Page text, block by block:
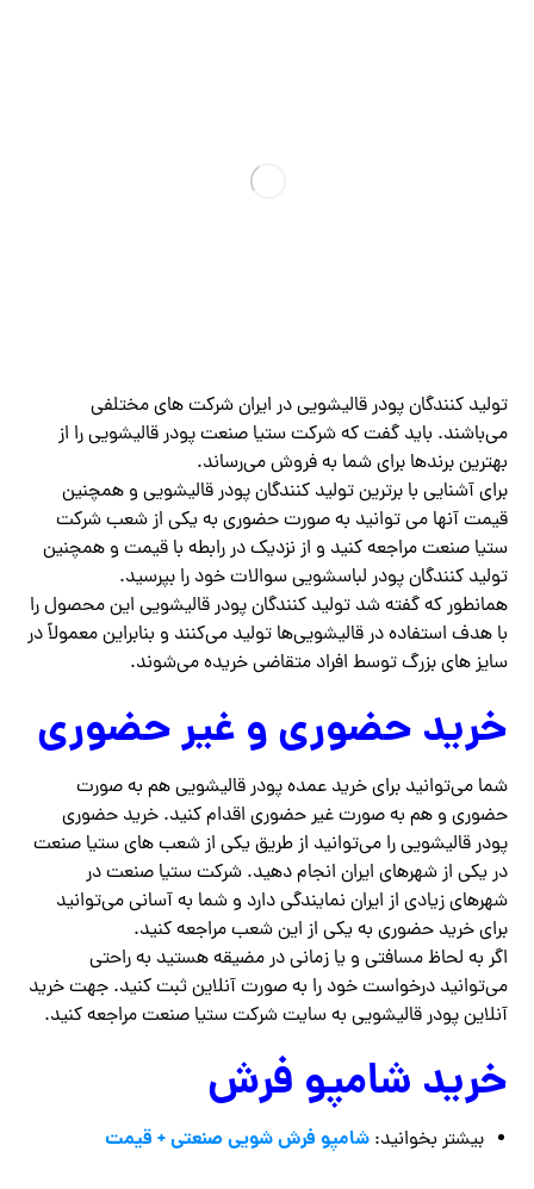
تولید کنندگان پودر قالیشویی در ایران شرکت های مختلفی
می‌باشند. باید گفت که شرکت ستیا صنعت پودر قالیشویی را از
بهترین برندها برای شما به فروش می‌رساند.
برای آشنایی با برترین تولید کنندگان پودر قالیشویی و همچنین
قیمت آنها می توانید به صورت حضوری به یکی از شعب شرکت
ستیا صنعت مراجعه کنید و از نزدیک در رابطه با قیمت و همچنین
تولید کنندگان پودر لباسشویی سوالات خود را بپرسید.
همانطور که گفته شد تولید کنندگان پودر قالیشویی این محصول را
با هدف استفاده در قالیشویی‌ها تولید می‌کنند و بنابراین معمولاً در
سایز های بزرگ توسط افراد متقاضی خریده می‌شوند.
خرید حضوری و غیر حضوری
شما می‌توانید برای خرید عمده پودر قالیشویی هم به صورت
حضوری و هم به صورت غیر حضوری اقدام کنید. خرید حضوری
پودر قالیشویی را می‌توانید از طریق یکی از شعب های ستیا صنعت
در یکی از شهرهای ایران انجام دهید. شرکت ستیا صنعت در
شهرهای زیادی از ایران نمایندگی دارد و شما به آسانی می‌توانید
برای خرید حضوری به یکی از این شعب مراجعه کنید.
اگر به لحاظ مسافتی و یا زمانی در مضیقه هستید به راحتی
می‌توانید درخواست خود را به صورت آنلاین ثبت کنید. جهت خرید
آنلاین پودر قالیشویی به سایت شرکت ستیا صنعت مراجعه کنید.
خرید شامپو فرش
بیشتر بخوانید:شامپو فرش شویی صنعتی + قیمت